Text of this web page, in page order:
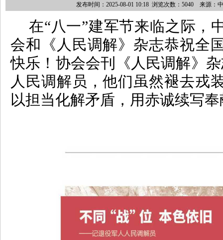
发布时间：2025-08-01 10:18 浏览次数：5040 来源：
在“八一”建军节来临之际，
会和《人民调解》杂志恭祝全
快乐！协会会刊《人民调解》
人民调解员，他们虽然褪去戎
以担当化解矛盾，用赤诚续写